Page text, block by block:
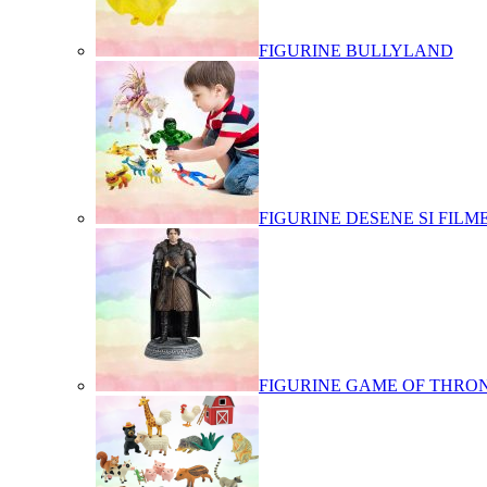
FIGURINE BULLYLAND
FIGURINE DESENE SI
FIGURINE GAME OF